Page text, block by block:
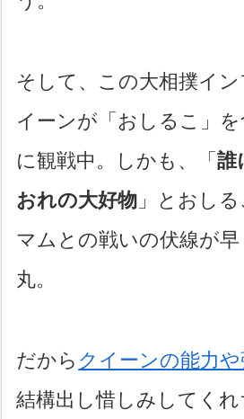
そして、この大相撲イ
イーンが「おしるこ」
に観戦中。しかも、「誰
おれの大好物 」とおし
マムとの戦いの伏線が
丸。
だから クイーンの能力や
結構出し惜しみしてく